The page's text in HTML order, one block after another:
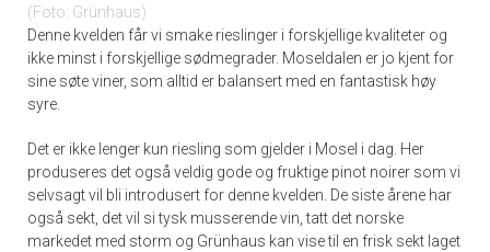
Foto: Grünhaus
Denne kvelden får vi smake rieslinger i forskjellige kvaliteter og
ikke minst i forskjellige sødmegrader. Moseldalen er jo kjent for
sine søte viner, som alltid er balansert med en fantastisk høy
syre.
Det er ikke lenger kun riesling som gjelder i Mosel i dag. Her
produseres det også veldig gode og fruktige pinot noirer som vi
selvsagt vil bli introdusert for denne kvelden. De siste årene har
også sekt, det vil si tysk musserende vin, tatt det norske
markedet med storm og Grünhaus kan vise til en frisk sekt laget